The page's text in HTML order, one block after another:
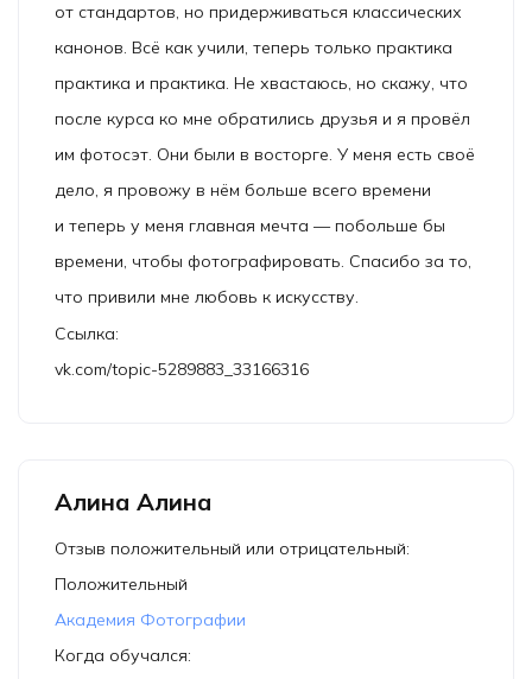
от стандартов, но придерживаться классических
канонов. Всё как учили, теперь только практика
практика и практика. Не хвастаюсь, но скажу, что
после курса ко мне обратились друзья и я провёл
им фотосэт. Они были в восторге. У меня есть своё
дело, я провожу в нём больше всего времени
и теперь у меня главная мечта — побольше бы
времени, чтобы фотографировать. Спасибо за то,
что привили мне любовь к искусству.
Ссылка:
vk.com/topic-5289883_33166316
Алина Алина
Отзыв положительный или отрицательный:
Положительный
Академия Фотографии
Когда обучался: